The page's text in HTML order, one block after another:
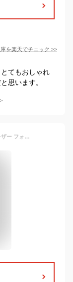
を楽天でチェック >>
てもおしゃれ
思います。
fenglin love スクールブレザー 女子高生 ブレザー フォーマル イギリス風 JK制服 女子高生制服 コスプレ衣装 コスチューム リアル JK制服 通学 高校生 學院風 卒業式 入学式 (ネイビー,L)